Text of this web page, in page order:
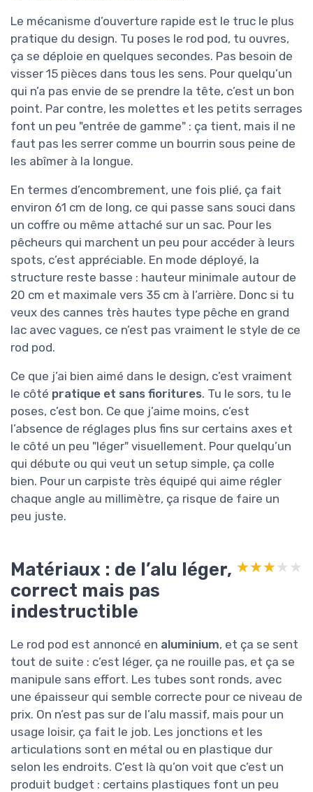
Le mécanisme d’ouverture rapide est le truc le plus
pratique du design. Tu poses le rod pod, tu ouvres,
ça se déploie en quelques secondes. Pas besoin de
visser 15 pièces dans tous les sens. Pour quelqu’un
qui n’a pas envie de se prendre la tête, c’est un bon
point. Par contre, les molettes et les petits serrages
font un peu "entrée de gamme" : ça tient, mais il ne
faut pas les serrer comme un bourrin sous peine de
les abîmer à la longue.
En termes d’encombrement, une fois plié, ça fait
environ 61 cm de long, ce qui passe sans souci dans
un coffre ou même attaché sur un sac. Pour les
pêcheurs qui marchent un peu pour accéder à leurs
spots, c’est appréciable. En mode déployé, la
structure reste basse : hauteur minimale autour de
20 cm et maximale vers 35 cm à l’arrière. Donc si tu
veux des cannes très hautes type pêche en grand
lac avec vagues, ce n’est pas vraiment le style de ce
rod pod.
Ce que j’ai bien aimé dans le design, c’est vraiment
le côté pratique et sans fioritures. Tu le sors, tu le
poses, c’est bon. Ce que j’aime moins, c’est
l’absence de réglages plus fins sur certains axes et
le côté un peu "léger" visuellement. Pour quelqu’un
qui débute ou qui veut un setup simple, ça colle
bien. Pour un carpiste très équipé qui aime régler
chaque angle au millimètre, ça risque de faire un
peu juste.
Matériaux : de l’alu léger,
correct mais pas
indestructible
★★★★★
★★★★★
Le rod pod est annoncé en aluminium, et ça se sent
tout de suite : c’est léger, ça ne rouille pas, et ça se
manipule sans effort. Les tubes sont ronds, avec
une épaisseur qui semble correcte pour ce niveau de
prix. On n’est pas sur de l’alu massif, mais pour un
usage loisir, ça fait le job. Les jonctions et les
articulations sont en métal ou en plastique dur
selon les endroits. C’est là qu’on voit que c’est un
produit budget : certains plastiques font un peu